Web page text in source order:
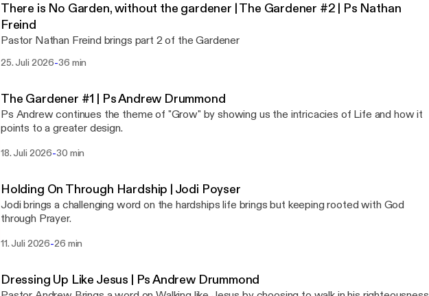
There is No Garden, without the gardener | The Gardener #2 | Ps Nathan
Freind
Pastor Nathan Freind brings part 2 of the Gardener
25. Juli 2026-36 min
The Gardener #1 | Ps Andrew Drummond
Ps Andrew continues the theme of "Grow" by showing us the intricacies of Life and how it
points to a greater design.
18. Juli 2026-30 min
Holding On Through Hardship | Jodi Poyser
Jodi brings a challenging word on the hardships life brings but keeping rooted with God
through Prayer.
11. Juli 2026-26 min
Dressing Up Like Jesus | Ps Andrew Drummond